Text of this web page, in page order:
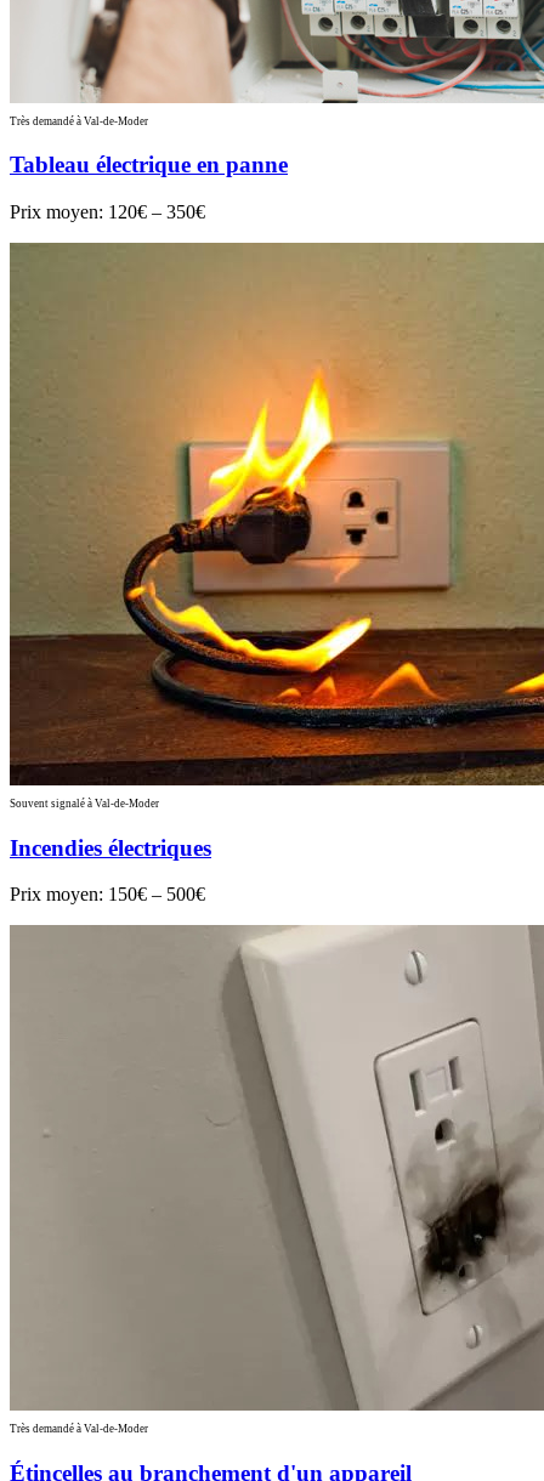
Très demandé à Val-de-Moder
Tableau électrique en panne
Prix moyen: 120€ – 350€
Souvent signalé à Val-de-Moder
Incendies électriques
Prix moyen: 150€ – 500€
Très demandé à Val-de-Moder
Étincelles au branchement d'un appareil